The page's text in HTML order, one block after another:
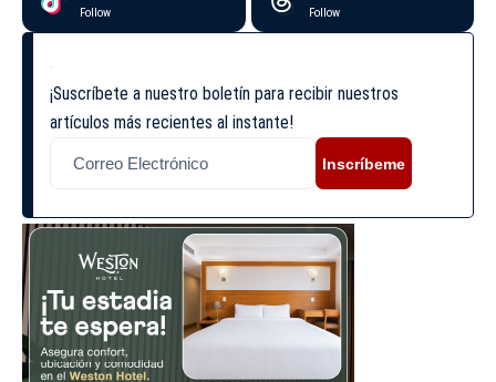
Follow Follow
¡Suscríbete a nuestro boletín para recibir nuestros
artículos más recientes al instante!
Inscríbeme